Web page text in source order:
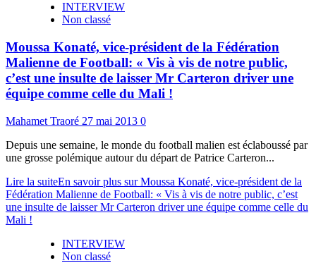
INTERVIEW
Non classé
Moussa Konaté, vice-président de la Fédération
Malienne de Football: « Vis à vis de notre public,
c’est une insulte de laisser Mr Carteron driver une
équipe comme celle du Mali !
Mahamet Traoré 27 mai 2013 0
Depuis une semaine, le monde du football malien est éclaboussé par
une grosse polémique autour du départ de Patrice Carteron...
Lire la suiteEn savoir plus sur Moussa Konaté, vice-président de la
Fédération Malienne de Football: « Vis à vis de notre public, c’est
une insulte de laisser Mr Carteron driver une équipe comme celle du
Mali !
INTERVIEW
Non classé